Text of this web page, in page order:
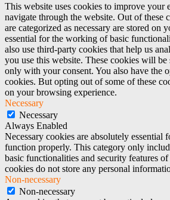
This website uses cookies to improve your
navigate through the website. Out of these
are categorized as necessary are stored on
essential for the working of basic
also use third-party cookies that help us
you use this website. These cookies will
only with your consent. You also have the
cookies. But opting out of some of these
on your browsing experience.
Necessary
Necessary
Always Enabled
Necessary cookies are absolutely essential
function properly. This category only
basic functionalities and security features
cookies do not store any personal
Non-necessary
Non-necessary